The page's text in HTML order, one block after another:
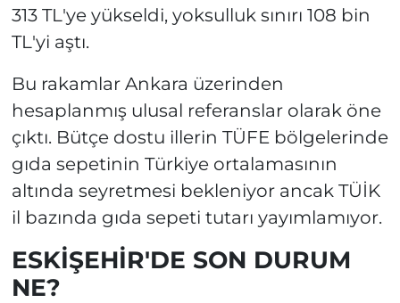
313 TL'ye yükseldi, yoksulluk sınırı 108 bin
TL'yi aştı.
Bu rakamlar Ankara üzerinden
hesaplanmış ulusal referanslar olarak öne
çıktı. Bütçe dostu illerin TÜFE bölgelerinde
gıda sepetinin Türkiye ortalamasının
altında seyretmesi bekleniyor ancak TÜİK
il bazında gıda sepeti tutarı yayımlamıyor.
ESKİŞEHİR'DE SON DURUM
NE?